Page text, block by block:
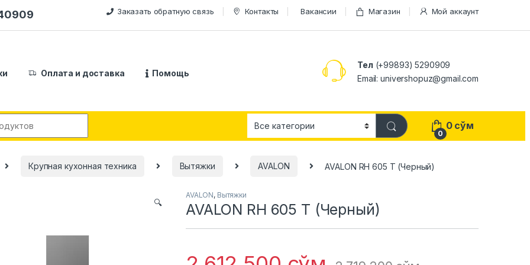
Заказать обратную связь Контакты Вакансии Магазин Мой аккаунт
Оплата и доставка Помощь
Тел (+99893) 5290909
Email: univershopuz@gmail.com
0
0 сўм
Крупная кухонная техника Вытяжки AVALON AVALON RH 605 T (Черный)
🔍
AVALON, Вытяжки
AVALON RH 605 T (Черный)